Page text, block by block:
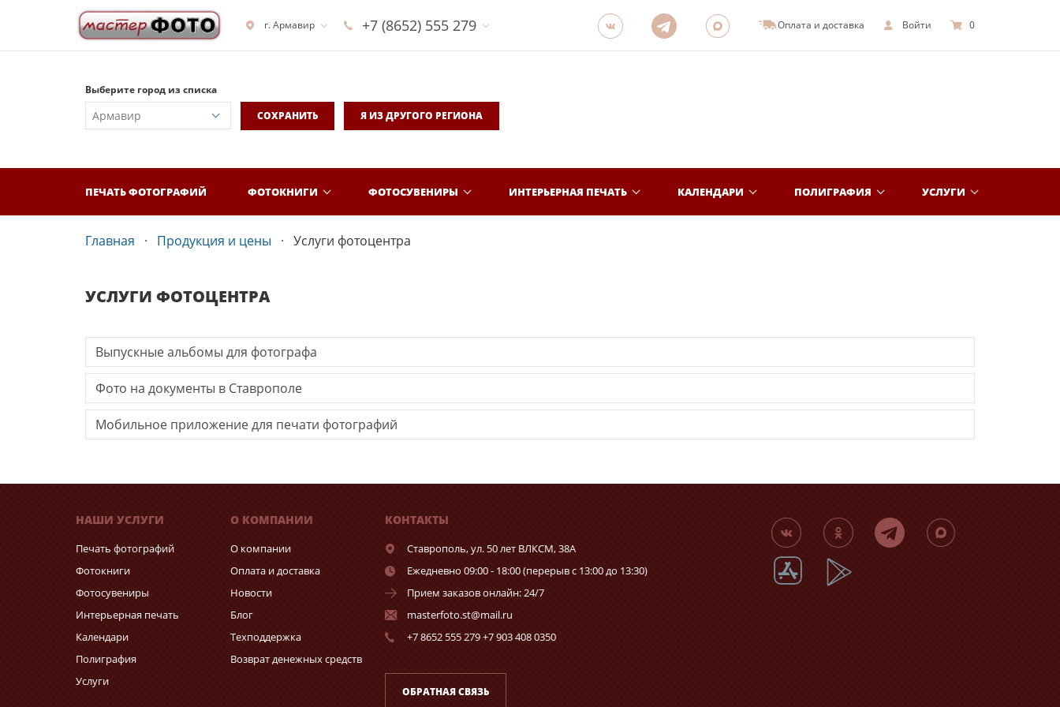
г. Армавир +7 (8652) 555 279 Оплата и доставка Войти 0
Выберите город из списка
СОХРАНИТЬ
Я ИЗ ДРУГОГО РЕГИОНА
ПЕЧАТЬ ФОТОГРАФИЙ ФОТОКНИГИ ФОТОСУВЕНИРЫ ИНТЕРЬЕРНАЯ ПЕЧАТЬ КАЛЕНДАРИ ПОЛИГРАФИЯ УСЛУГИ
Главная Продукция и цены Услуги фотоцентра
УСЛУГИ ФОТОЦЕНТРА
Выпускные альбомы для фотографа
Фото на документы в Ставрополе
Мобильное приложение для печати фотографий
НАШИ УСЛУГИ
Печать фотографий
Фотокниги
Фотосувениры
Интерьерная печать
Календари
Полиграфия
Услуги
О КОМПАНИИ
О компании
Оплата и доставка
Новости
Блог
Техподдержка
Возврат денежных средств
КОНТАКТЫ
Ставрополь,ул. 50 лет ВЛКСМ, 38А
Ежедневно 09:00 - 18:00 (перерыв с 13:00 до 13:30)
Прием заказов онлайн: 24/7
masterfoto.st@mail.ru
+7 8652 555 279 +7 903 408 0350
ОБРАТНАЯ СВЯЗЬ